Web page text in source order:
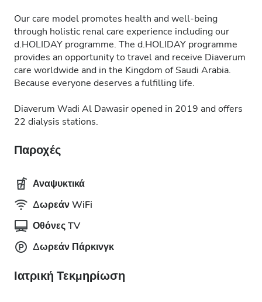
Our care model promotes health and well-being
through holistic renal care experience including our
d.HOLIDAY programme. The d.HOLIDAY programme
provides an opportunity to travel and receive Diaverum
care worldwide and in the Kingdom of Saudi Arabia.
Because everyone deserves a fulfilling life.
Diaverum Wadi Al Dawasir opened in 2019 and offers
22 dialysis stations.
Παροχές
Αναψυκτικά
Δωρεάν WiFi
Οθόνες TV
Δωρεάν Πάρκινγκ
Ιατρική Τεκμηρίωση